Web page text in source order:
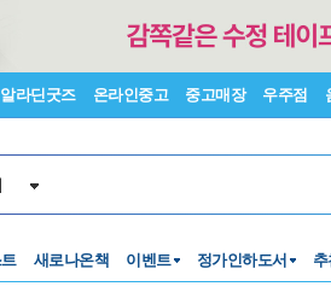
알라딘굿즈 온라인중고 중고매장 우주점
새로나온책 이벤트 정가인하도서 추